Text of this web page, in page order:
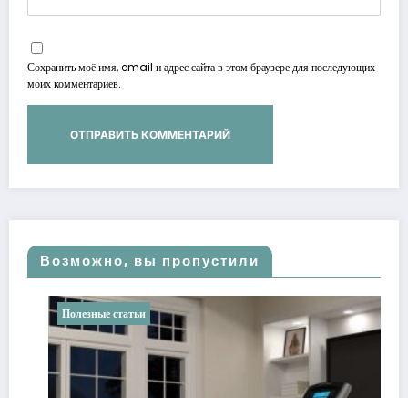
Сохранить моё имя, email и адрес сайта в этом браузере для последующих
моих комментариев.
Возможно, вы пропустили
Полезные статьи